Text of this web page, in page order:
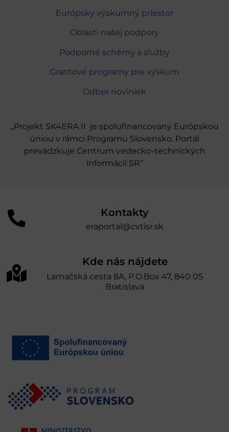
Európsky výskumný priestor
Oblasti našej podpory
Podporné schémy a služby
Grantové programy pre výskum
Odber noviniek
„Projekt SK4ERA II je spolufinancovaný Európskou
úniou v rámci Programu Slovensko. Portál
prevádzkuje Centrum vedecko-technických
informácií SR“
Kontakty
eraportal@cvtisr.sk
Kde nás nájdete
Lamačská cesta 8A, P.O.Box 47, 840 05
Bratislava